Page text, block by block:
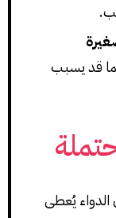
قد يسبب
الدواء يُعطى